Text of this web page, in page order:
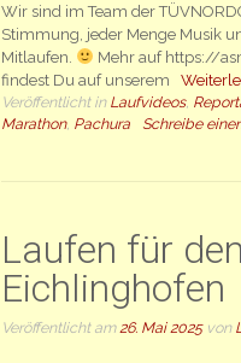
Wir sind im Team der
Stimmung, jeder Menge Musik
Mitlaufen.
Mehr auf https://
findest Du auf unserem
Veröffentlicht in Laufvideos,
Marathon, Pachura Schreibe
Laufen für
Eichlinghofen
Veröffentlicht am26. Mai 2025von